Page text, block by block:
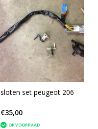
sloten set peugeot 206
€35,00
OP VOORRAAD